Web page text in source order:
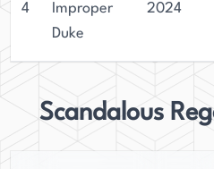
4
Improper
Duke
2024
Scandalous